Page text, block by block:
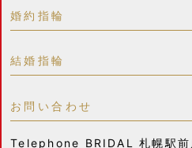
婚約指輪
結婚指輪
お問い合わせ
Telephone BRIDAL 札幌駅前